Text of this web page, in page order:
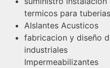
termicos para tuberias
AIslantes Acusticos
fabricacion y diseño
industriales
Impermeabilizantes